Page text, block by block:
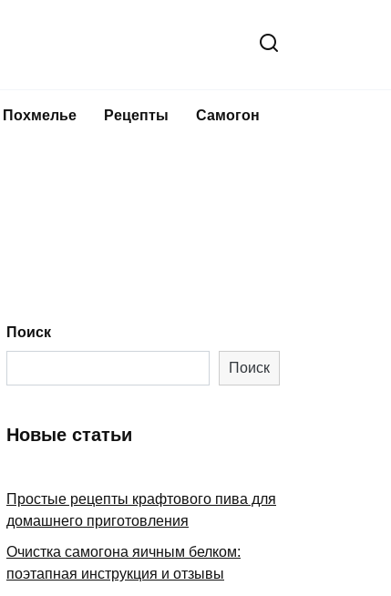
Похмелье Рецепты Самогон
Поиск
Поиск
Новые статьи
Простые рецепты крафтового пива для
домашнего приготовления
Очистка самогона яичным белком:
поэтапная инструкция и отзывы